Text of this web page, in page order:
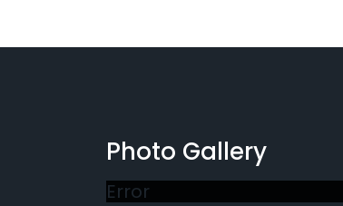
Photo Gallery
Error